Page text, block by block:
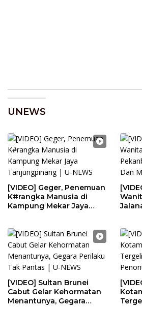
UNEWS
[VIDEO] Geger, Penemuan
K#rangka Manusia di
Kampung Mekar Jaya
[VIDEO] Sultan Brunei
Cabut Gelar Kehormatan
Menantunya, Gegara